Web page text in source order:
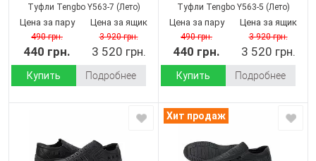
Туфли Tengbo Y563-7 (Лето)
Цена за пару
490 грн.
440 грн.
Цена за ящик
3 920 грн.
3 520 грн.
Купить Подробнее
Туфли Tengbo Y563-5 (Лето)
Цена за пару
490 грн.
440 грн.
Цена за ящик
3 920 грн.
3 520 грн.
Купить Подробнее
Хит продаж